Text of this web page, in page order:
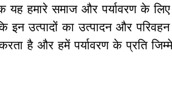
हमारे समाज और पर्यावरण के लिए
उत्पादों का उत्पादन और
है और हमें पर्यावरण के प्रति